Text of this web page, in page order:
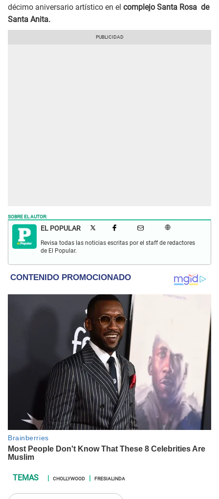
décimo aniversario artístico en el complejo Santa Rosa de
Santa Anita.
SOBRE EL AUTOR:
EL POPULAR
Revisa todas las noticias escritas por el staff de redactores
de El Popular.
CHOLLYWOOD FRESIALINDA